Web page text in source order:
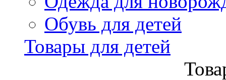
Обувь для детей
Товары для детей